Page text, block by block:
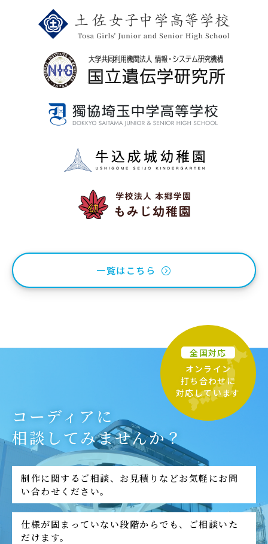
一覧はこちら
コーディアに
相談してみませんか？
制作に関するご相談、お見積りなどお気軽にお問
い合わせください。
仕様が固まっていない段階からでも、ご相談いた
だけます。
全国対応
オンライン
打ち合わせに
対応しています